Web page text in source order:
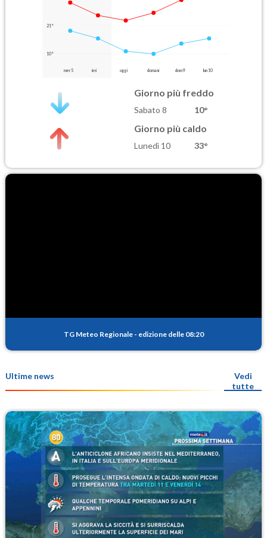
21°
10°
mer 5 ieri oggi domani dom 9 lun 10
Giorno più freddo
Sabato 8 10°
Giorno più caldo
Lunedì 10 33°
TG Meteo Regionale - edizione delle 08:20
Ultime news
Vedi
tutte